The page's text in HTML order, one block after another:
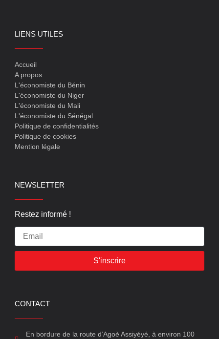
LIENS UTILES
Accueil
A propos
L'économiste du Bénin
L'économiste du Niger
L'économiste du Mali
L'économiste du Sénégal
Politique de confidentialités
Politique de cookies
Mention légale
NEWSLETTER
Restez informé !
S'inscrire
CONTACT
En bordure de la route d’Agoè Assiyéyé, à environ 100